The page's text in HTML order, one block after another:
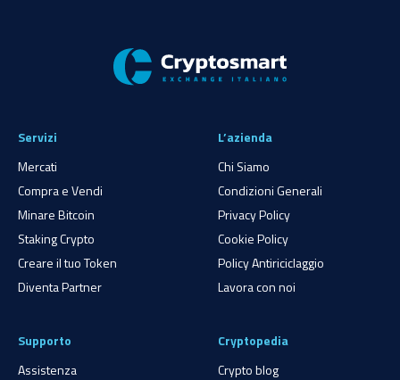
Servizi
Mercati
Compra e Vendi
Minare Bitcoin
Staking Crypto
Creare il tuo Token
Diventa Partner
L’azienda
Chi Siamo
Condizioni Generali
Privacy Policy
Cookie Policy
Policy Antiriciclaggio
Lavora con noi
Supporto
Assistenza
Cryptopedia
Crypto blog